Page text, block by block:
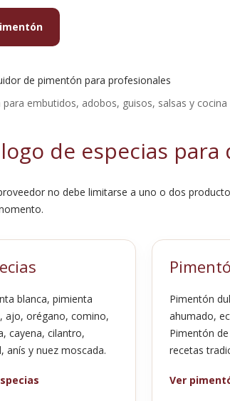
para embutidos, adobos, guisos, salsas y
de especias
no debe limitarse a uno o dos
blanca, pimienta
ajo, orégano, comino,
cayena, cilantro,
anís y nuez moscada.
Pimentón
ahumado,
Pimentón
recetas
Ver